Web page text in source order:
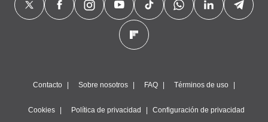
Contacto Sobre nosotros FAQ Términos de uso
Cookies Política de privacidad Configuración de privacidad